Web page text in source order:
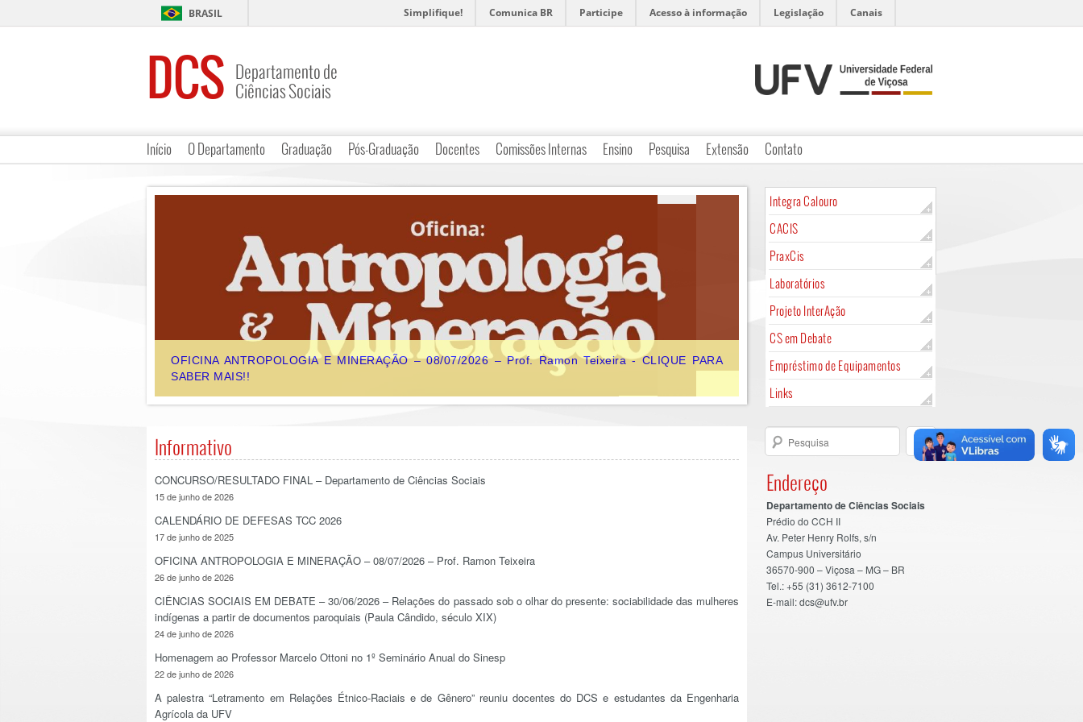
BRASIL Simplifique! Comunica BR Participe Acesso à informação Legislação Canais
DCS Departamento de
Ciências Sociais
Início O Departamento Graduação Pós-Graduação Docentes Comissões Internas Ensino Pesquisa Extensão Contato
OFICINA ANTROPOLOGIA E MINERAÇÃO – 08/07/2026 – Prof. Ramon Teixeira - CLIQUE PARA
SABER MAIS!!
Integra Calouro
CACIS
PraxCis
Laboratórios
Projeto InterAção
CS em Debate
Empréstimo de Equipamentos
Links
Endereço
Departamento de Ciências Sociais
Prédio do CCH II
Av. Peter Henry Rolfs, s/n
Campus Universitário
36570-900 – Viçosa – MG – BR
Tel.: +55 (31) 3612-7100
E-mail: dcs@ufv.br
Informativo
CONCURSO/RESULTADO FINAL – Departamento de Ciências Sociais
15 de junho de 2026
CALENDÁRIO DE DEFESAS TCC 2026
17 de junho de 2025
OFICINA ANTROPOLOGIA E MINERAÇÃO – 08/07/2026 – Prof. Ramon Teixeira
26 de junho de 2026
CIÊNCIAS SOCIAIS EM DEBATE – 30/06/2026 – Relações do passado sob o olhar do presente: sociabilidade das mulheres
indígenas a partir de documentos paroquiais (Paula Cândido, século XIX)
24 de junho de 2026
Homenagem ao Professor Marcelo Ottoni no 1º Seminário Anual do Sinesp
22 de junho de 2026
A palestra “Letramento em Relações Étnico-Raciais e de Gênero” reuniu docentes do DCS e estudantes da Engenharia
Agrícola da UFV